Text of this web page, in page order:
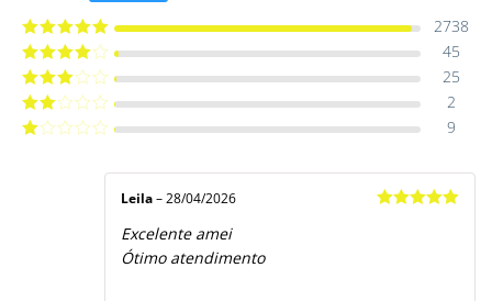
Avaliação5
2738
Avaliação
45
Avaliação
25
Avaliação
2
9
Leila – 28/04/2026
Excelente amei
Ótimo atendimento